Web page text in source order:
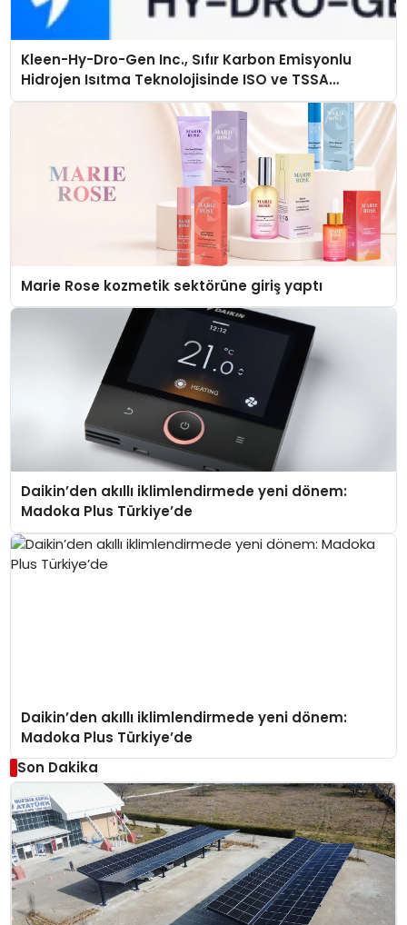
Kleen-Hy-Dro-Gen Inc., Sıfır Karbon Emisyonlu
Hidrojen Isıtma Teknolojisinde ISO ve TSSA
Düzenleyici Onaylarını Aldı
Marie Rose kozmetik sektörüne giriş yaptı
Daikin’den akıllı iklimlendirmede yeni dönem:
Madoka Plus Türkiye’de
Daikin’den akıllı iklimlendirmede yeni dönem:
Madoka Plus Türkiye’de
Son Dakika